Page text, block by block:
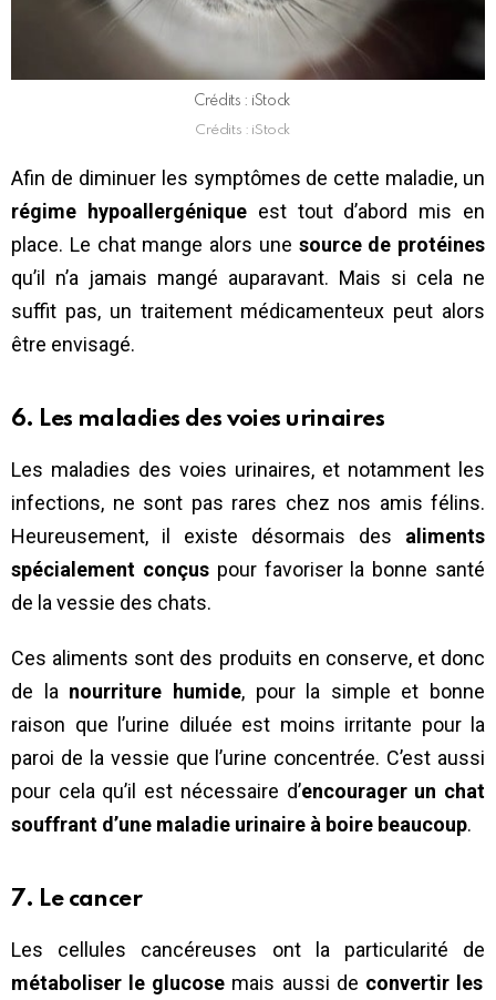
Crédits : iStock
Crédits : iStock
Afin de diminuer les symptômes de cette maladie, un
régime hypoallergéniqueest tout d’abord mis en
place. Le chat mange alors une source de protéines
qu’il n’a jamais mangé auparavant. Mais si cela ne
suffit pas, un traitement médicamenteux peut alors
être envisagé.
6. Les maladies des voies urinaires
Les maladies des voies urinaires, et notamment les
infections, ne sont pas rares chez nos amis félins.
Heureusement, il existe désormais des aliments
spécialement conçuspour favoriser la bonne santé
de la vessie des chats.
Ces aliments sont des produits en conserve, et donc
de la nourriture humide, pour la simple et bonne
raison que l’urine diluée est moins irritante pour la
paroi de la vessie que l’urine concentrée. C’est aussi
pour cela qu’il est nécessaire d’encourager un chat
souffrant d’une maladie urinaire à boire beaucoup.
7. Le cancer
Les cellules cancéreuses ont la particularité de
métaboliser le glucose mais aussi de convertir les